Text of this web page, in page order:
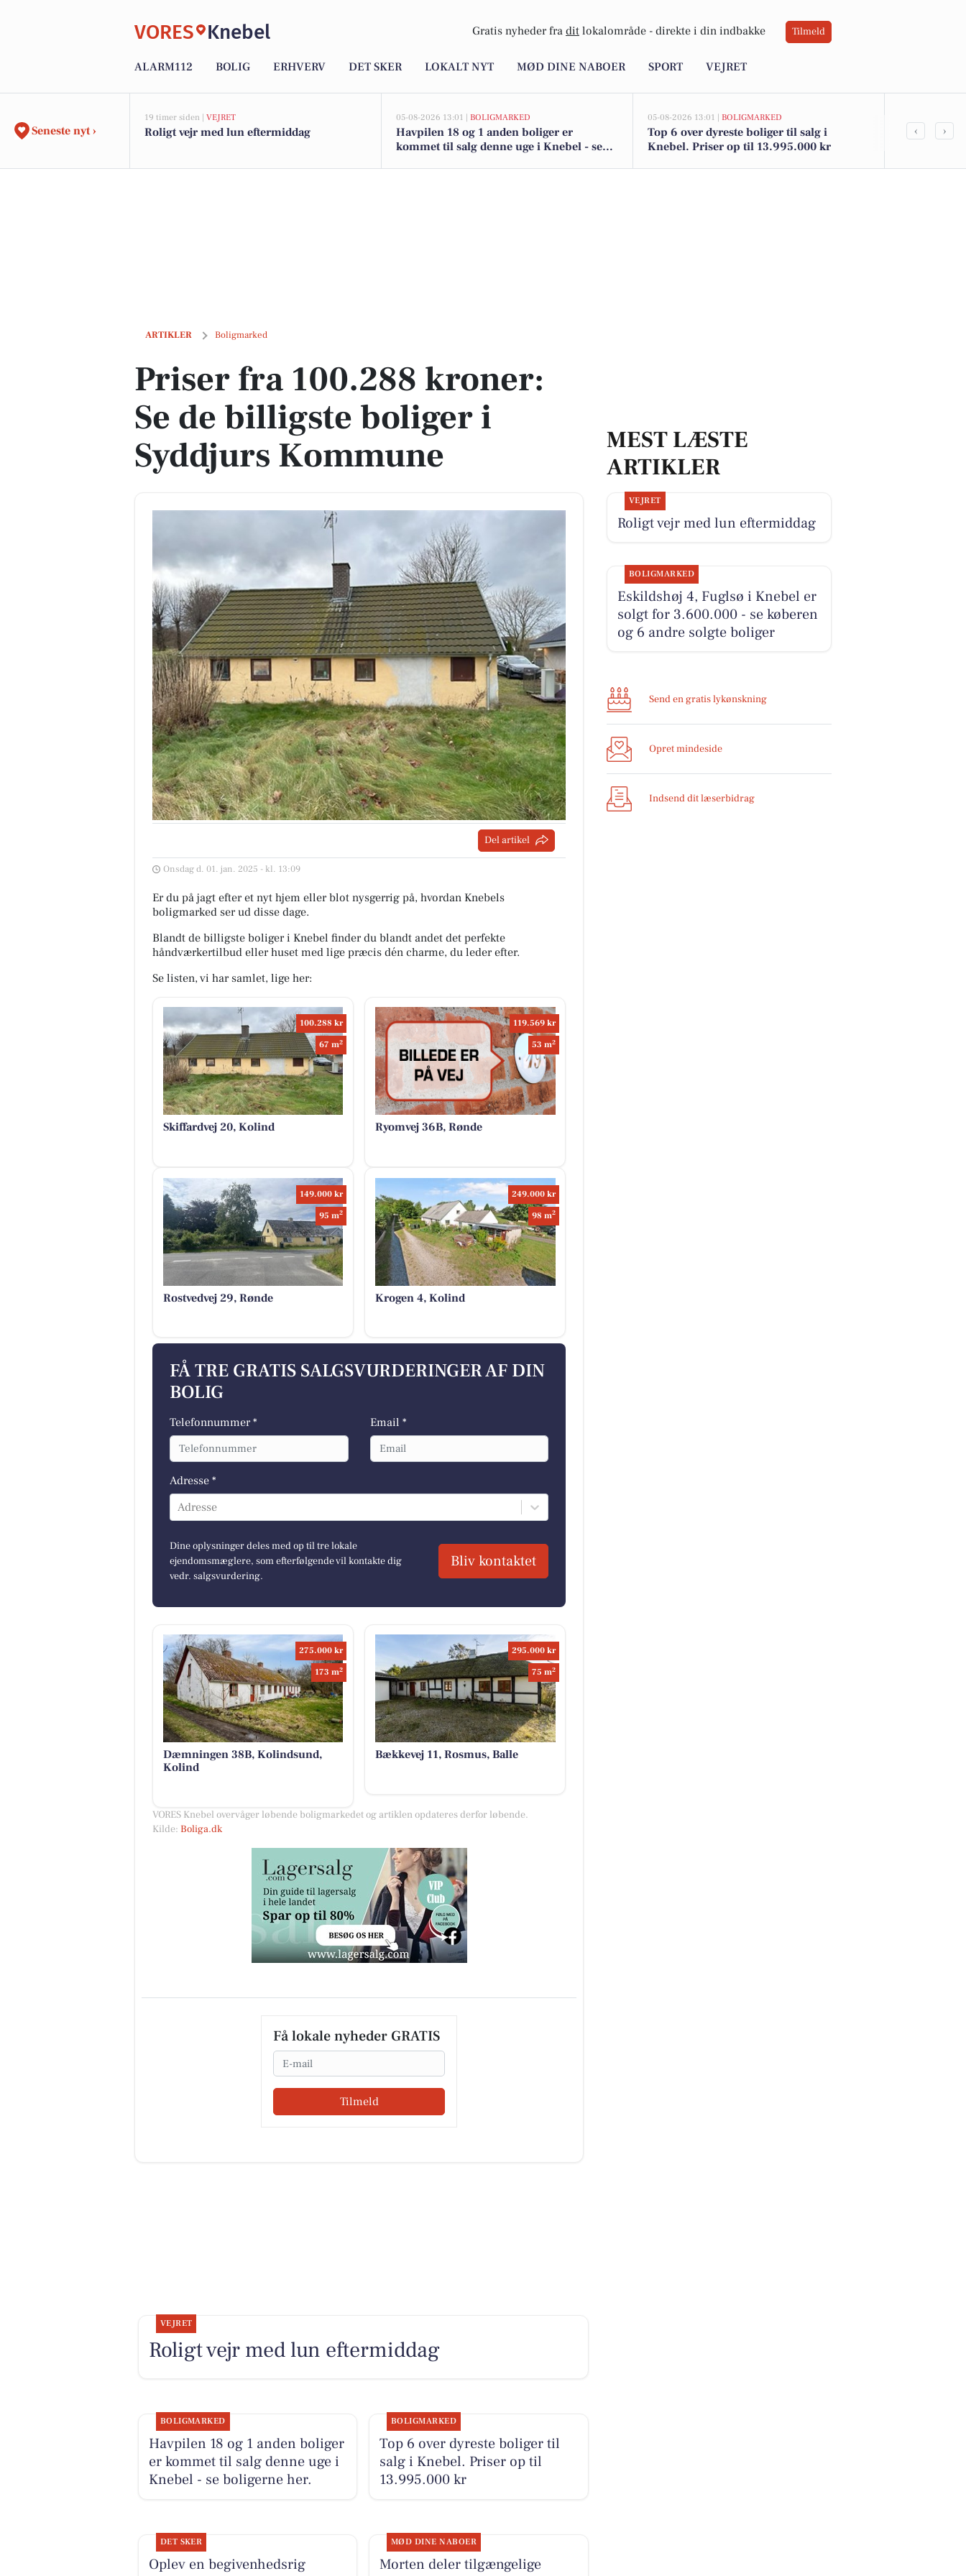
VORES Knebel Gratis nyheder fra dit lokalområde - direkte i din indbakke Tilmeld
ALARM112 BOLIG ERHVERV DET SKER LOKALT NYT MØD DINE NABOER SPORT VEJRET
Seneste nyt ›
19 timer siden | VEJRET
Roligt vejr med lun eftermiddag
05-08-2026 13:01 | BOLIGMARKED
Havpilen 18 og 1 anden boliger er
kommet til salg denne uge i Knebel - se
05-08-2026 13:01 | BOLIGMARKED
Top 6 over dyreste boliger til salg i
Knebel. Priser op til 13.995.000 kr
Oplev en
‹ ›
ARTIKLER Boligmarked
Priser fra 100.288 kroner: Se de billigste boliger i Syddjurs Kommune
Priser fra 100.288 kroner:
Se de billigste boliger i
Syddjurs Kommune
Del artikel
Onsdag d. 01. jan. 2025 - kl. 13:09
Er du på jagt efter et nyt hjem eller blot nysgerrig på, hvordan Knebels
boligmarked ser ud disse dage.
Blandt de billigste boliger i Knebel finder du blandt andet det perfekte
håndværkertilbud eller huset med lige præcis dén charme, du leder efter.
Se listen, vi har samlet, lige her:
100.288 kr
67 m2
Skiffardvej 20, Kolind
119.569 kr
53 m2
Ryomvej 36B, Rønde
149.000 kr
95 m2
Rostvedvej 29, Rønde
249.000 kr
98 m2
Krogen 4, Kolind
FÅ TRE GRATIS SALGSVURDERINGER AF DIN
BOLIG
Telefonnummer * Email *
Adresse *
Adresse
Dine oplysninger deles med op til tre lokale
ejendomsmæglere, som efterfølgende vil kontakte dig
vedr. salgsvurdering.
Bliv kontaktet
275.000 kr
173 m2
Dæmningen 38B, Kolindsund,
Kolind
295.000 kr
75 m2
Bækkevej 11, Rosmus, Balle
VORES Knebel overvåger løbende boligmarkedet og artiklen opdateres derfor løbende.
Kilde: Boliga.dk
Få lokale nyheder GRATIS
Email
Tilmeld
MEST LÆSTE
ARTIKLER
VEJRET
Roligt vejr med lun eftermiddag
BOLIGMARKED
Eskildshøj 4, Fuglsø i Knebel er
solgt for 3.600.000 - se køberen
og 6 andre solgte boliger
Send en gratis lykønskning
Opret mindeside
Indsend dit læserbidrag
VEJRET
Roligt vejr med lun eftermiddag
BOLIGMARKED
Havpilen 18 og 1 anden boliger
er kommet til salg denne uge i
Knebel - se boligerne her.
BOLIGMARKED
Top 6 over dyreste boliger til
salg i Knebel. Priser op til
13.995.000 kr
DET SKER
Oplev en begivenhedsrig
MØD DINE NABOER
Morten deler tilgængelige